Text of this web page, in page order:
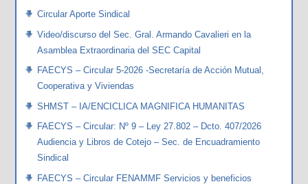
Circular Aporte Sindical
Video/discurso del Sec. Gral. Armando Cavalieri en la
Asamblea Extraordinaria del SEC Capital
FAECYS – Circular 5-2026 -Secretaría de Acción Mutual,
Cooperativa y Viviendas
SHMST – IA/ENCICLICA MAGNIFICA HUMANITAS
FAECYS – Circular: Nº 9 – Ley 27.802 – Dcto. 407/2026
Audiencia y Libros de Cotejo – Sec. de Encuadramiento
Sindical
FAECYS – Circular FENAMMF Servicios y beneficios